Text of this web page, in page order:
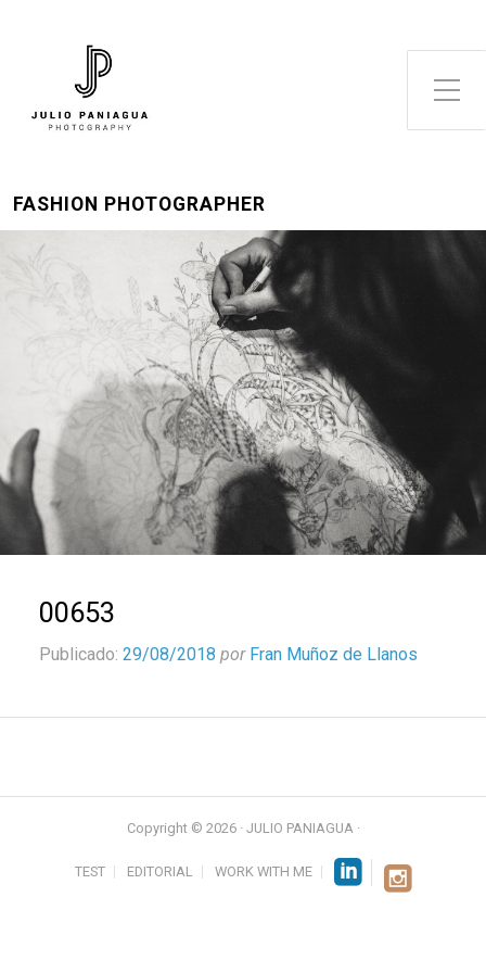
Alternar el menú lateral
FASHION PHOTOGRAPHER
00653
Publicado: 29/08/2018 por Fran Muñoz de Llanos
Copyright © 2026 · JULIO PANIAGUA ·
TEST EDITORIAL WORK WITH ME